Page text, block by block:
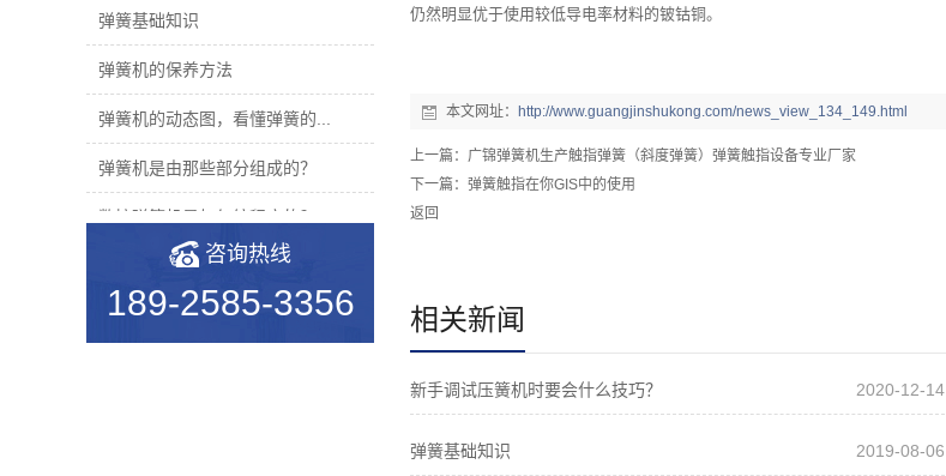
弹簧基础知识
弹簧机的保养方法
弹簧机的动态图，看懂弹簧的...
弹簧机是由那些部分组成的？
数控弹簧机是如何编程序的？
2019年度无凸轮弹簧机十大品...
机械行业的宠儿——弹簧机
咨询热线
189-2585-3356
仍然明显优于使用较低导电率材料的铍钴铜。
本文网址： http://www.guangjinshukong.com/news_view_134_149.html
上一篇： 广锦弹簧机生产触指弹簧（斜度弹簧）弹簧触指设备专业厂家
下一篇： 弹簧触指在你GIS中的使用
返回
相关新闻
新手调试压簧机时要会什么技巧？ 2020-12-14
弹簧基础知识 2019-08-06